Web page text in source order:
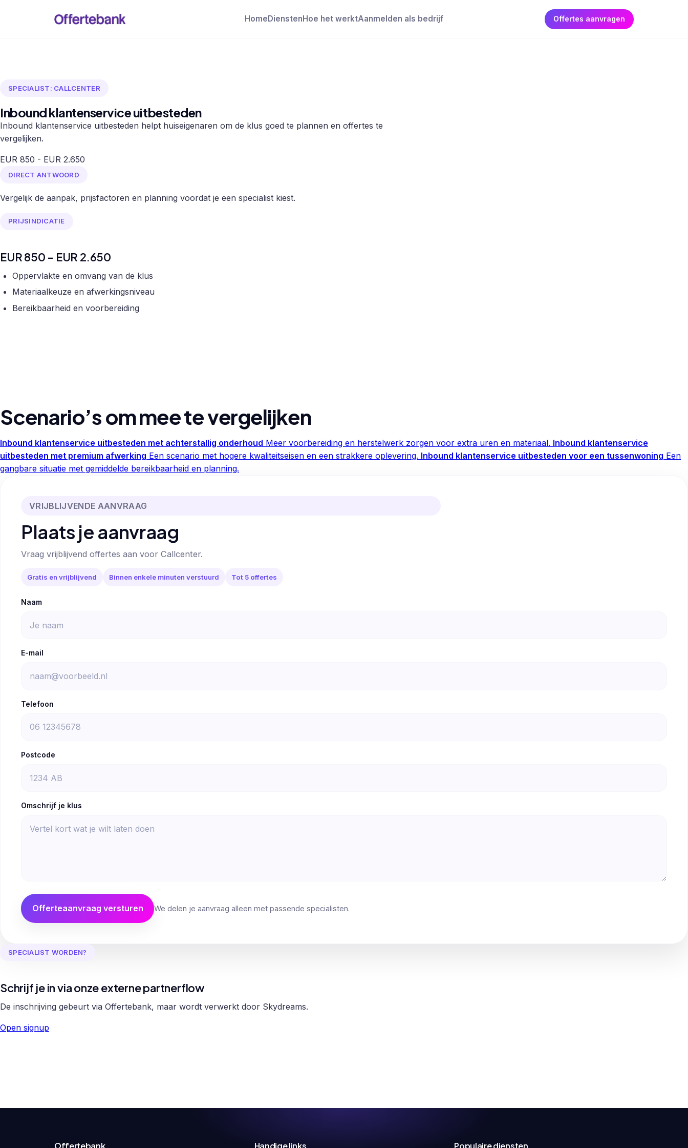
Home Diensten Hoe het werktAanmelden als bedrijf Offertes aanvragen
SPECIALIST: CALLCENTER
Inbound klantenservice uitbesteden
Inbound klantenservice uitbesteden helpt huiseigenaren om de klus goed te plannen en offertes te
vergelijken.
EUR 850 - EUR 2.650
DIRECT ANTWOORD
Vergelijk de aanpak, prijsfactoren en planning voordat je een specialist kiest.
PRIJSINDICATIE
EUR 850 - EUR 2.650
Oppervlakte en omvang van de klus
Materiaalkeuze en afwerkingsniveau
Bereikbaarheid en voorbereiding
Scenario’s om mee te vergelijken
Inbound klantenservice uitbesteden met achterstallig onderhoud Meer voorbereiding en herstelwerk zorgen voor extra uren en materiaal. Inbound klantenservice
uitbesteden met premium afwerking Een scenario met hogere kwaliteitseisen en een strakkere oplevering. Inbound klantenservice uitbesteden voor een tussenwoning Een
gangbare situatie met gemiddelde bereikbaarheid en planning.
VRIJBLIJVENDE AANVRAAG
Plaats je aanvraag
Vraag vrijblijvend offertes aan voor Callcenter.
Gratis en vrijblijvend Binnen enkele minuten verstuurd Tot 5 offertes
Naam
E-mail
Telefoon
Postcode
Omschrijf je klus
Offerteaanvraag versturen We delen je aanvraag alleen met passende specialisten.
SPECIALIST WORDEN?
Schrijf je in via onze externe partnerflow
De inschrijving gebeurt via Offertebank, maar wordt verwerkt door Skydreams.
Open signup